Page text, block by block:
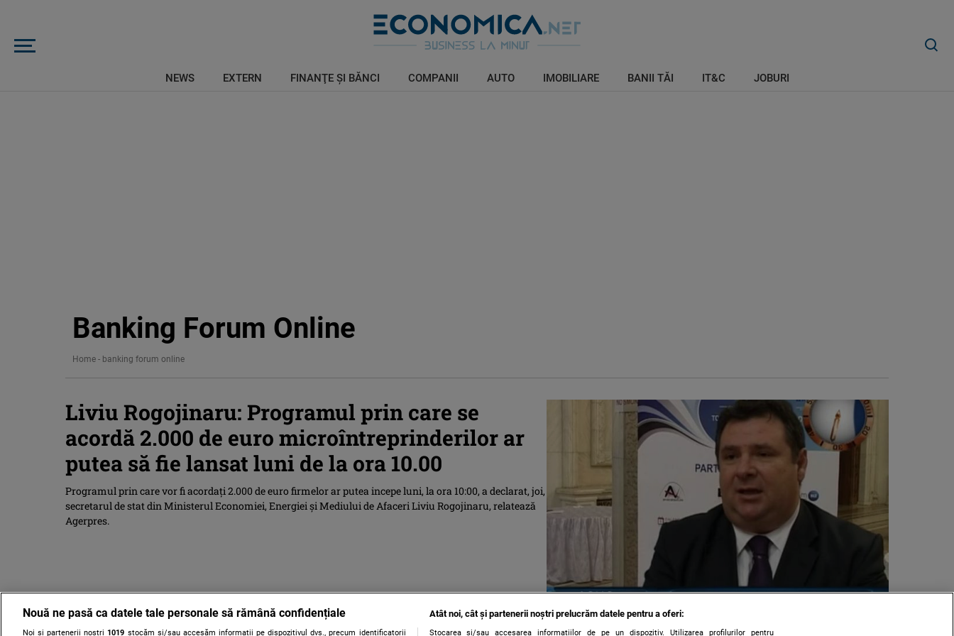
NEWS EXTERN FINANŢE ŞI BĂNCI COMPANII AUTO IMOBILIARE BANII TĂI IT&C JOBURI
Banking Forum Online
Home - banking forum online
Liviu Rogojinaru: Programul prin care se
acordă 2.000 de euro microîntreprinderilor ar
putea să fie lansat luni de la ora 10.00
Programul prin care vor fi acordaţi 2.000 de euro firmelor ar putea incepe luni, la ora 10:00, a declarat, joi,
secretarul de stat din Ministerul Economiei, Energiei şi Mediului de Afaceri Liviu Rogojinaru, relatează
Agerpres.
Nouă ne pasă ca datele tale personale să rămână confidențiale
Noi și partenerii noștri1019 stocăm și/sau accesăm informații pe dispozitivul dvs., precum identificatorii
Atât noi, cât și partenerii noștri prelucrăm datele pentru a oferi:
Stocarea și/sau accesarea informațiilor de pe un dispozitiv. Utilizarea profilurilor pentru